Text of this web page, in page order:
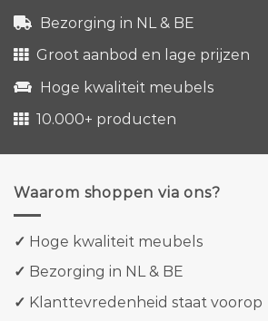
Bezorging in NL & BE
Groot aanbod en lage prijzen
Hoge kwaliteit meubels
10.000+ producten
Waarom shoppen via ons?
✓ Hoge kwaliteit meubels
✓ Bezorging in NL & BE
✓ Klanttevredenheid staat voorop